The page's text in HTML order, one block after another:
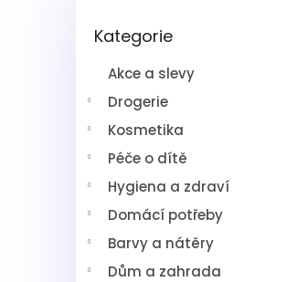
kategorie
Kategorie
Akce a slevy
Drogerie
Kosmetika
Péče o dítě
Hygiena a zdraví
Domácí potřeby
Barvy a nátěry
Dům a zahrada